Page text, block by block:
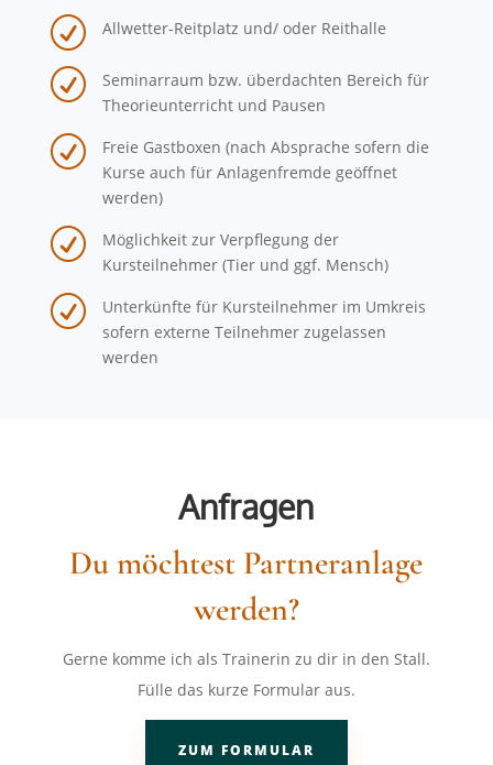
R Allwetter-Reitplatz und/ oder Reithalle
R
Seminarraum bzw. überdachten Bereich für
Theorieunterricht und Pausen
R
Freie Gastboxen (nach Absprache sofern die
Kurse auch für Anlagenfremde geöffnet
werden)
R
Möglichkeit zur Verpflegung der
Kursteilnehmer (Tier und ggf. Mensch)
R
Unterkünfte für Kursteilnehmer im Umkreis
sofern externe Teilnehmer zugelassen
werden
Anfragen
Du möchtest Partneranlage
werden?
Gerne komme ich als Trainerin zu dir in den Stall.
Fülle das kurze Formular aus.
ZUM FORMULAR